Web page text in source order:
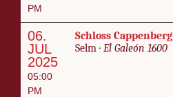
PM
06.
JUL
2025
05:00
PM
Schloss Cap­pen­berg
Selm · El Galeón 1600